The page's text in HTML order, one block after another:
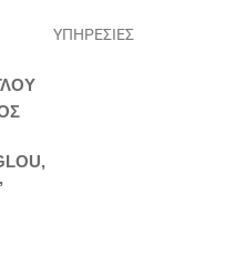
ΥΠΗΡΕΣΙΕΣ